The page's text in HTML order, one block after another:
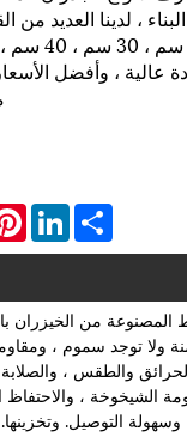
، لدينا العديد من
عالية ، وأفضل
LinkedInShare
المصنوعة من الخيزران
ولا توجد سموم ،
والطقس ، والصلابة
الشيخوخة ، والاحتفاظ
التوصيل. وتخزينها.